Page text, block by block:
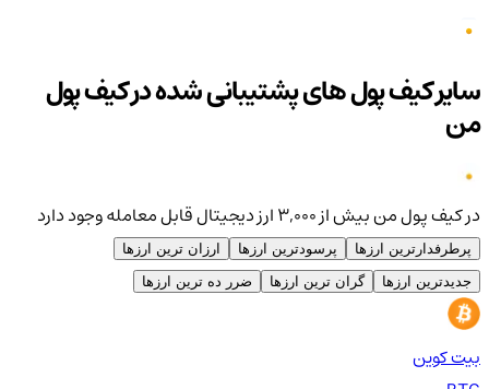
سایر کیف پول های پشتیبانی شده در کیف پول
من
در کیف پول من بیش از ۳,۰۰۰ ارز دیجیتال قابل معامله وجود دارد
پرطرفدارترین ارزها پرسودترین ارزها
ارزان ترین ارزها
جدیدترین ارزها
گران ترین ارزها ضرر ده ترین ارزها
بیت کوین